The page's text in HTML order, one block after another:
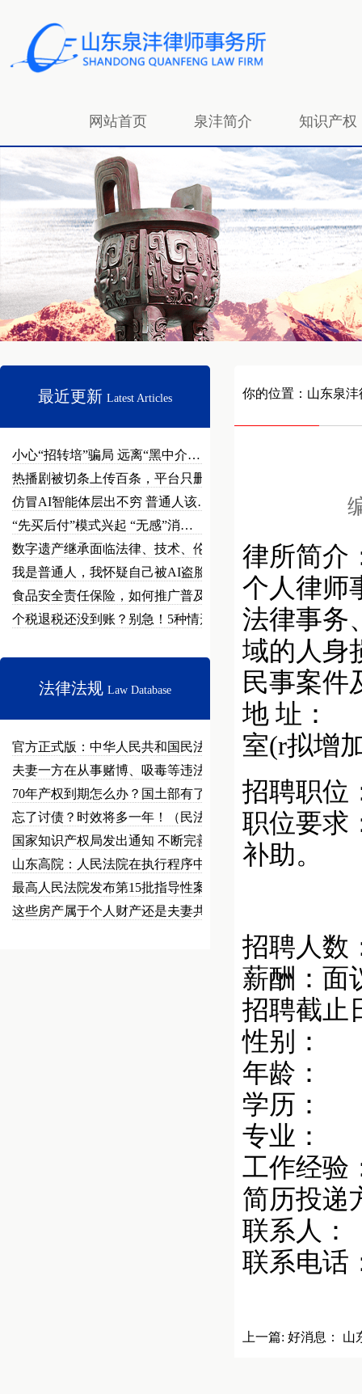
网站首页 泉沣简介 知识产权
招贤纳士
最近更新 Latest Articles
小心“招转培”骗局 远离“黑中介…
热播剧被切条上传百条，平台只删不…
仿冒AI智能体层出不穷 普通人该…
“先买后付”模式兴起 “无感”消…
数字遗产继承面临法律、技术、伦理…
我是普通人，我怀疑自己被AI盗脸…
食品安全责任保险，如何推广普及？
个税退税还没到账？别急！5种情形…
法律法规 Law Database
官方正式版：中华人民共和国民法总…
夫妻一方在从事赌博、吸毒等违法犯…
70年产权到期怎么办？国土部有了…
忘了讨债？时效将多一年！（民法草…
国家知识产权局发出通知 不断完善…
山东高院：人民法院在执行程序中可…
最高人民法院发布第15批指导性案…
这些房产属于个人财产还是夫妻共同…
你的位置： 山东泉
律所简介
个人律师
法律事务
域的人身
民事案件
地 址：
室(r拟增
招聘职位
职位要求
补助。
招聘人数
薪酬：面
招聘截止
性别：
年龄：
学历：
专业：
工作经
简历投递
联系人
联系电话
上一篇: 好消息： 山